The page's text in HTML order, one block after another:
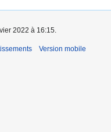
2022 à 16:15.
Version mobile